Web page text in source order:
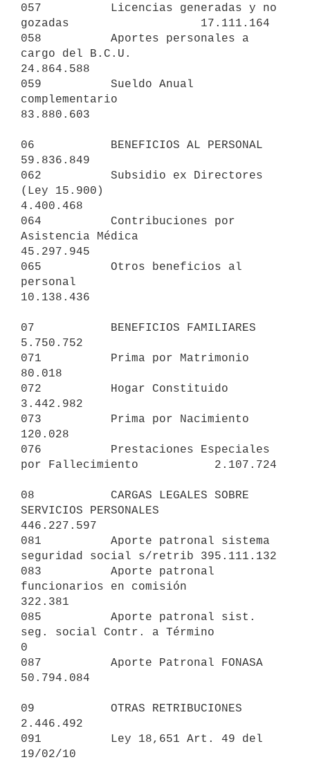
057          Licencias generadas y no
gozadas                   17.111.164
058          Aportes personales a
cargo del B.C.U.
24.864.588
059          Sueldo Anual
complementario
83.880.603
06           BENEFICIOS AL PERSONAL
59.836.849
062          Subsidio ex Directores
(Ley 15.900)
4.400.468
064          Contribuciones por
Asistencia Médica
45.297.945
065          Otros beneficios al
personal
10.138.436
07           BENEFICIOS FAMILIARES
5.750.752
071          Prima por Matrimonio
80.018
072          Hogar Constituido
3.442.982
073          Prima por Nacimiento
120.028
076          Prestaciones Especiales
por Fallecimiento           2.107.724
08           CARGAS LEGALES SOBRE
SERVICIOS PERSONALES
446.227.597
081          Aporte patronal sistema
seguridad social s/retrib 395.111.132
083          Aporte patronal
funcionarios en comisión
322.381
085          Aporte patronal sist.
seg. social Contr. a Término
0
087          Aporte Patronal FONASA
50.794.084
09           OTRAS RETRIBUCIONES
2.446.492
091          Ley 18,651 Art. 49 del
19/02/10